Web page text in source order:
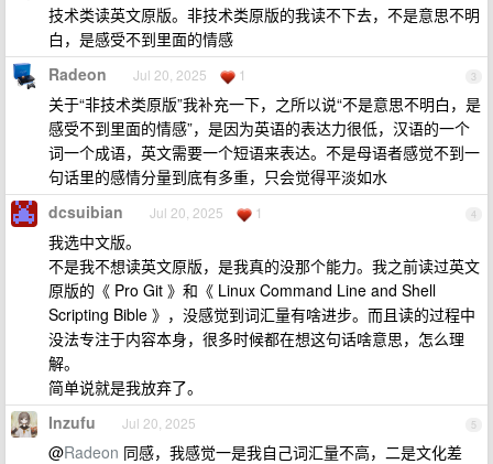
技术类读英文原版。非技术类原版的我读不下去，不是意思不明
白，是感受不到里面的情感
3
Radeon Jul 20, 2025 1
关于“非技术类原版”我补充一下，之所以说“不是意思不明白，是
感受不到里面的情感”，是因为英语的表达力很低，汉语的一个
词一个成语，英文需要一个短语来表达。不是母语者感觉不到一
句话里的感情分量到底有多重，只会觉得平淡如水
4
dcsuibian Jul 20, 2025 1
我选中文版。
不是我不想读英文原版，是我真的没那个能力。我之前读过英文
原版的《 Pro Git 》和《 Linux Command Line and Shell
Scripting Bible 》，没感觉到词汇量有啥进步。而且读的过程中
没法专注于内容本身，很多时候都在想这句话啥意思，怎么理
解。
简单说就是我放弃了。
5
Inzufu Jul 20, 2025
@Radeon 同感，我感觉一是我自己词汇量不高，二是文化差